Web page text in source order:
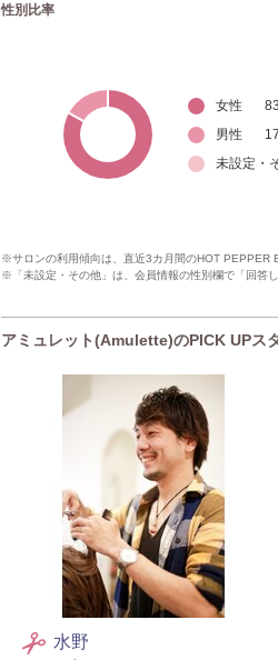
性別比率
女性 83
男性
17
未設定・
※サロンの利用傾向は、直近3カ月間のHOT PEPPER
※「未設定・その他」は、会員情報の性別欄で「回答
アミュレット(Amulette)のPICK UPス
水野